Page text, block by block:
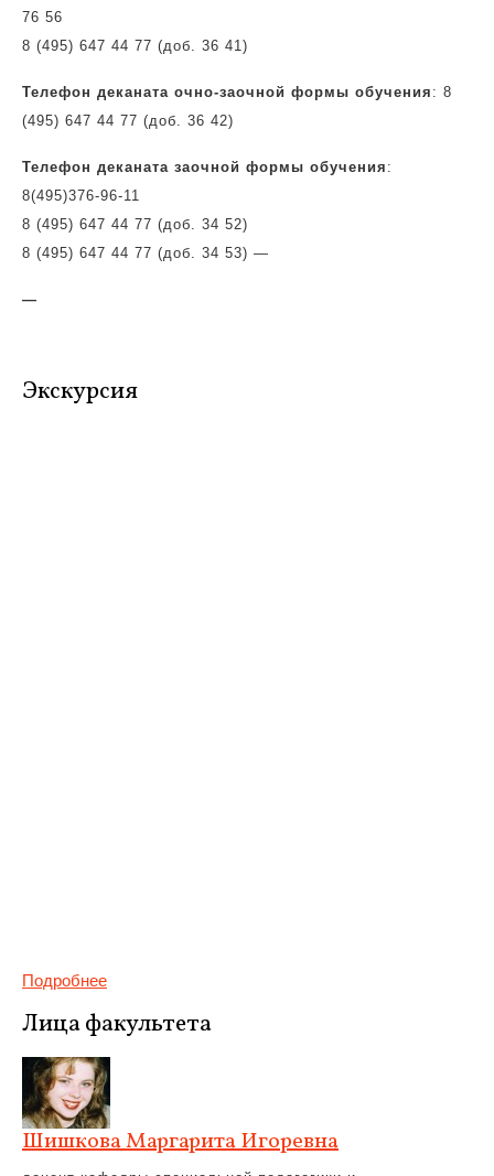
76 56
8 (495) 647 44 77 (доб. 36 41)
Телефон деканата очно-заочной формы обучения : 8
(495) 647 44 77 (доб. 36 42)
Телефон деканата заочной формы обучения :
8(495)376-96-11
8 (495) 647 44 77 (доб. 34 52)
8 (495) 647 44 77 (доб. 34 53) —
—
Экскурсия
Подробнее
Лица факультета
Шишкова Маргарита Игоревна